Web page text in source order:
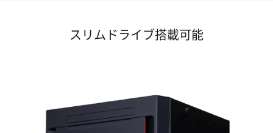
スリムドライブ搭載可能